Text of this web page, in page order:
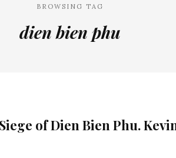
BROWSING TAG
dien bien phu
of Dien Bien Phu.